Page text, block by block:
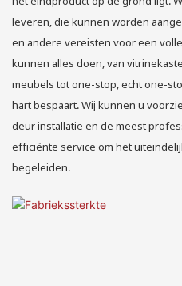
leveren, die kunnen worden
en andere vereisten voor een
kunnen alles doen, van
meubels tot one-stop, echt one-
hart bespaart. Wij kunnen u
deur installatie en de meest
efficiënte service om het
begeleiden.